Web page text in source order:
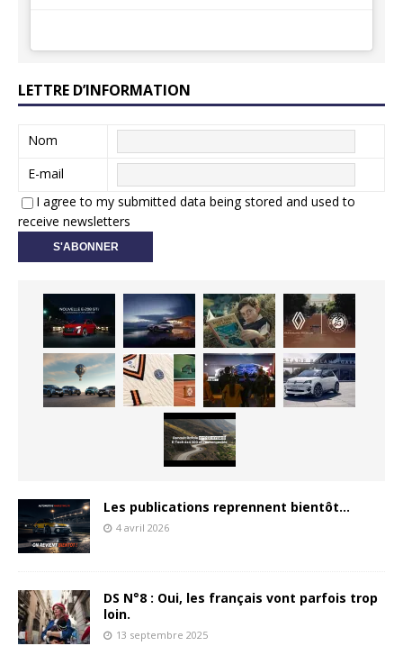
LETTRE D’INFORMATION
Nom
E-mail
I agree to my submitted data being stored and used to
receive newsletters
Les publications reprennent bientôt…
4 avril 2026
DS N°8 : Oui, les français vont parfois trop
loin.
13 septembre 2025